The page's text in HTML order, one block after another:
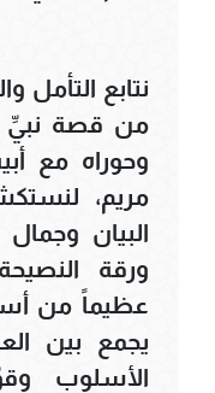
نتابع التأمل
من قصة نبيِّ
وحوراه مع
مريم،
البيان
ورقة
عظيماً من
يجمع بين
الأسلوب